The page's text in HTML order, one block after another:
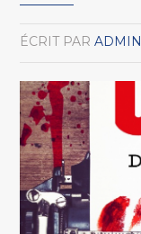
ÉCRIT PAR ADMIN